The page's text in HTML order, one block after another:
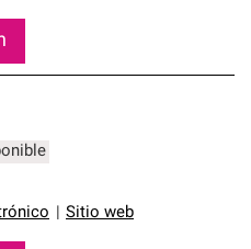
Sitio web